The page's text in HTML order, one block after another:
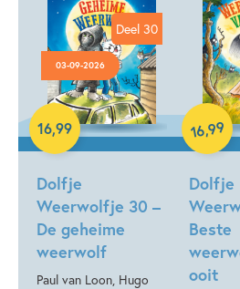
Deel 30
03-09-2026
Dolfje
Weerwolfje 30 –
De geheime
weerwolf
Paul van Loon, Hugo
16,99
Hardcover
Dolfje
Beste
ooit
16,99